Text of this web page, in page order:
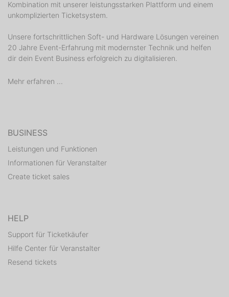
Kombination mit unserer leistungsstarken Plattform und einem
unkomplizierten Ticketsystem.
Unsere fortschrittlichen Soft- und Hardware Lösungen vereinen
20 Jahre Event-Erfahrung mit modernster Technik und helfen
dir dein Event Business erfolgreich zu digitalisieren.
Mehr erfahren ...
BUSINESS
Leistungen und Funktionen
Informationen für Veranstalter
Create ticket sales
HELP
Support für Ticketkäufer
Hilfe Center für Veranstalter
Resend tickets